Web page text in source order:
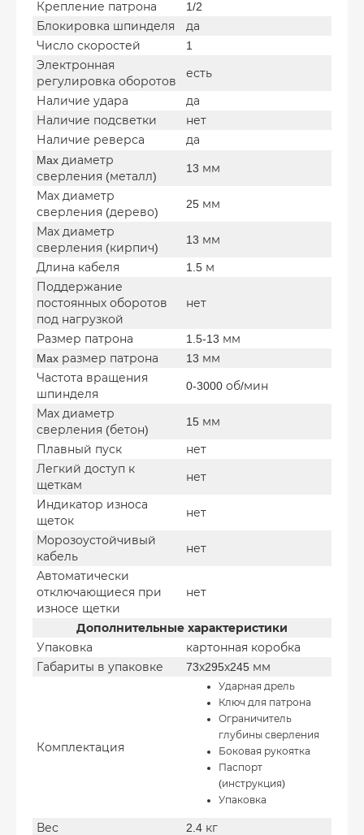
Крепление патрона
1/2
Блокировка шпинделя
да
Число скоростей
1
Электронная
регулировка оборотов
есть
Наличие удара
да
Наличие подсветки
нет
Наличие реверса
да
Max диаметр
сверления (металл)
13 мм
Мах диаметр
сверления (дерево)
25 мм
Мах диаметр
сверления (кирпич)
13 мм
Длина кабеля
1.5 м
Поддержание
постоянных оборотов
под нагрузкой
нет
Размер патрона
1.5-13 мм
Max размер патрона
13 мм
Частота вращения
шпинделя
0-3000 об/мин
Мах диаметр
сверления (бетон)
15 мм
Плавный пуск
нет
Легкий доступ к
щеткам
нет
Индикатор износа
щеток
нет
Морозоустойчивый
кабель
нет
Автоматически
отключающиеся при
износе щетки
нет
Дополнительные характеристики
Упаковка
картонная коробка
Габариты в упаковке
73х295х245 мм
Комплектация
Ударная дрель
Ключ для патрона
Ограничитель
глубины сверления
Боковая рукоятка
Паспорт
(инструкция)
Упаковка
Вес 2.4 кг